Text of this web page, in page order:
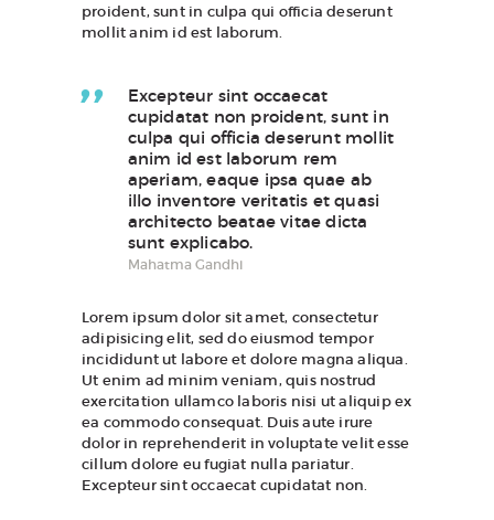
proident, sunt in culpa qui officia deserunt
mollit anim id est laborum.
Excepteur sint occaecat
cupidatat non proident, sunt in
culpa qui officia deserunt mollit
anim id est laborum rem
aperiam, eaque ipsa quae ab
illo inventore veritatis et quasi
architecto beatae vitae dicta
sunt explicabo.
Mahatma Gandhi
Lorem ipsum dolor sit amet, consectetur
adipisicing elit, sed do eiusmod tempor
incididunt ut labore et dolore magna aliqua.
Ut enim ad minim veniam, quis nostrud
exercitation ullamco laboris nisi ut aliquip ex
ea commodo consequat. Duis aute irure
dolor in reprehenderit in voluptate velit esse
cillum dolore eu fugiat nulla pariatur.
Excepteur sint occaecat cupidatat non.